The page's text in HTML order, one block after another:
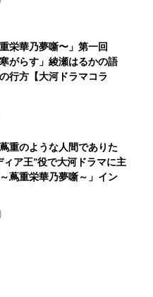
栄華乃夢噺〜」第一回
がらす」綾瀬はるかの語
行方【大河ドラマコラ
重のような人間でありた
ィア王”役で大河ドラマに主
蔦重栄華乃夢噺～」イン